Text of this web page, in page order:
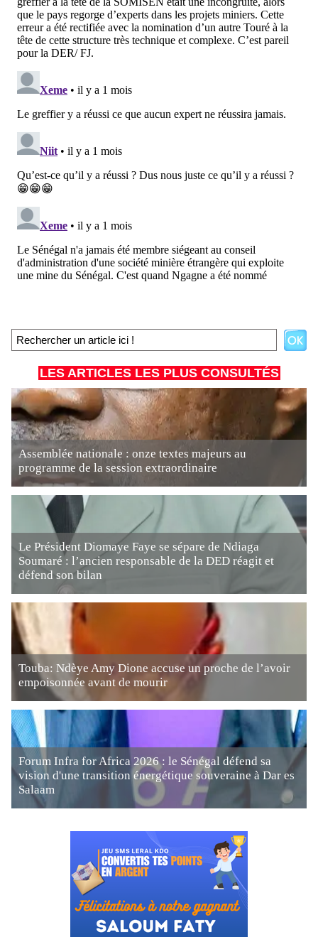
LES ARTICLES LES PLUS CONSULTÉS
Assemblée nationale : onze textes majeurs au
programme de la session extraordinaire
Le Président Diomaye Faye se sépare de Ndiaga
Soumaré : l’ancien responsable de la DED réagit et
défend son bilan
Touba: Ndèye Amy Dione accuse un proche de l’avoir
empoisonnée avant de mourir
Forum Infra for Africa 2026 : le Sénégal défend sa
vision d'une transition énergétique souveraine à Dar es
Salaam